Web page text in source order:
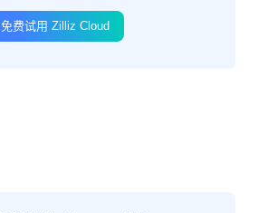
免费试用 Zilliz Cloud